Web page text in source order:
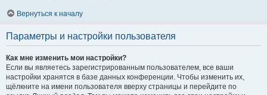
Вернуться к началу
Параметры и настройки пользователя
Как мне изменить мои настройки?
Если вы являетесь зарегистрированным пользователем, все ваши
настройки хранятся в базе данных конференции. Чтобы изменить их,
щёлкните на имени пользователя вверху страницы и перейдите по